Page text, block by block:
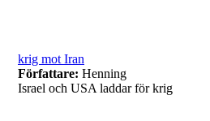
krig mot Iran
Författare: Henning
Israel och USA laddar för krig